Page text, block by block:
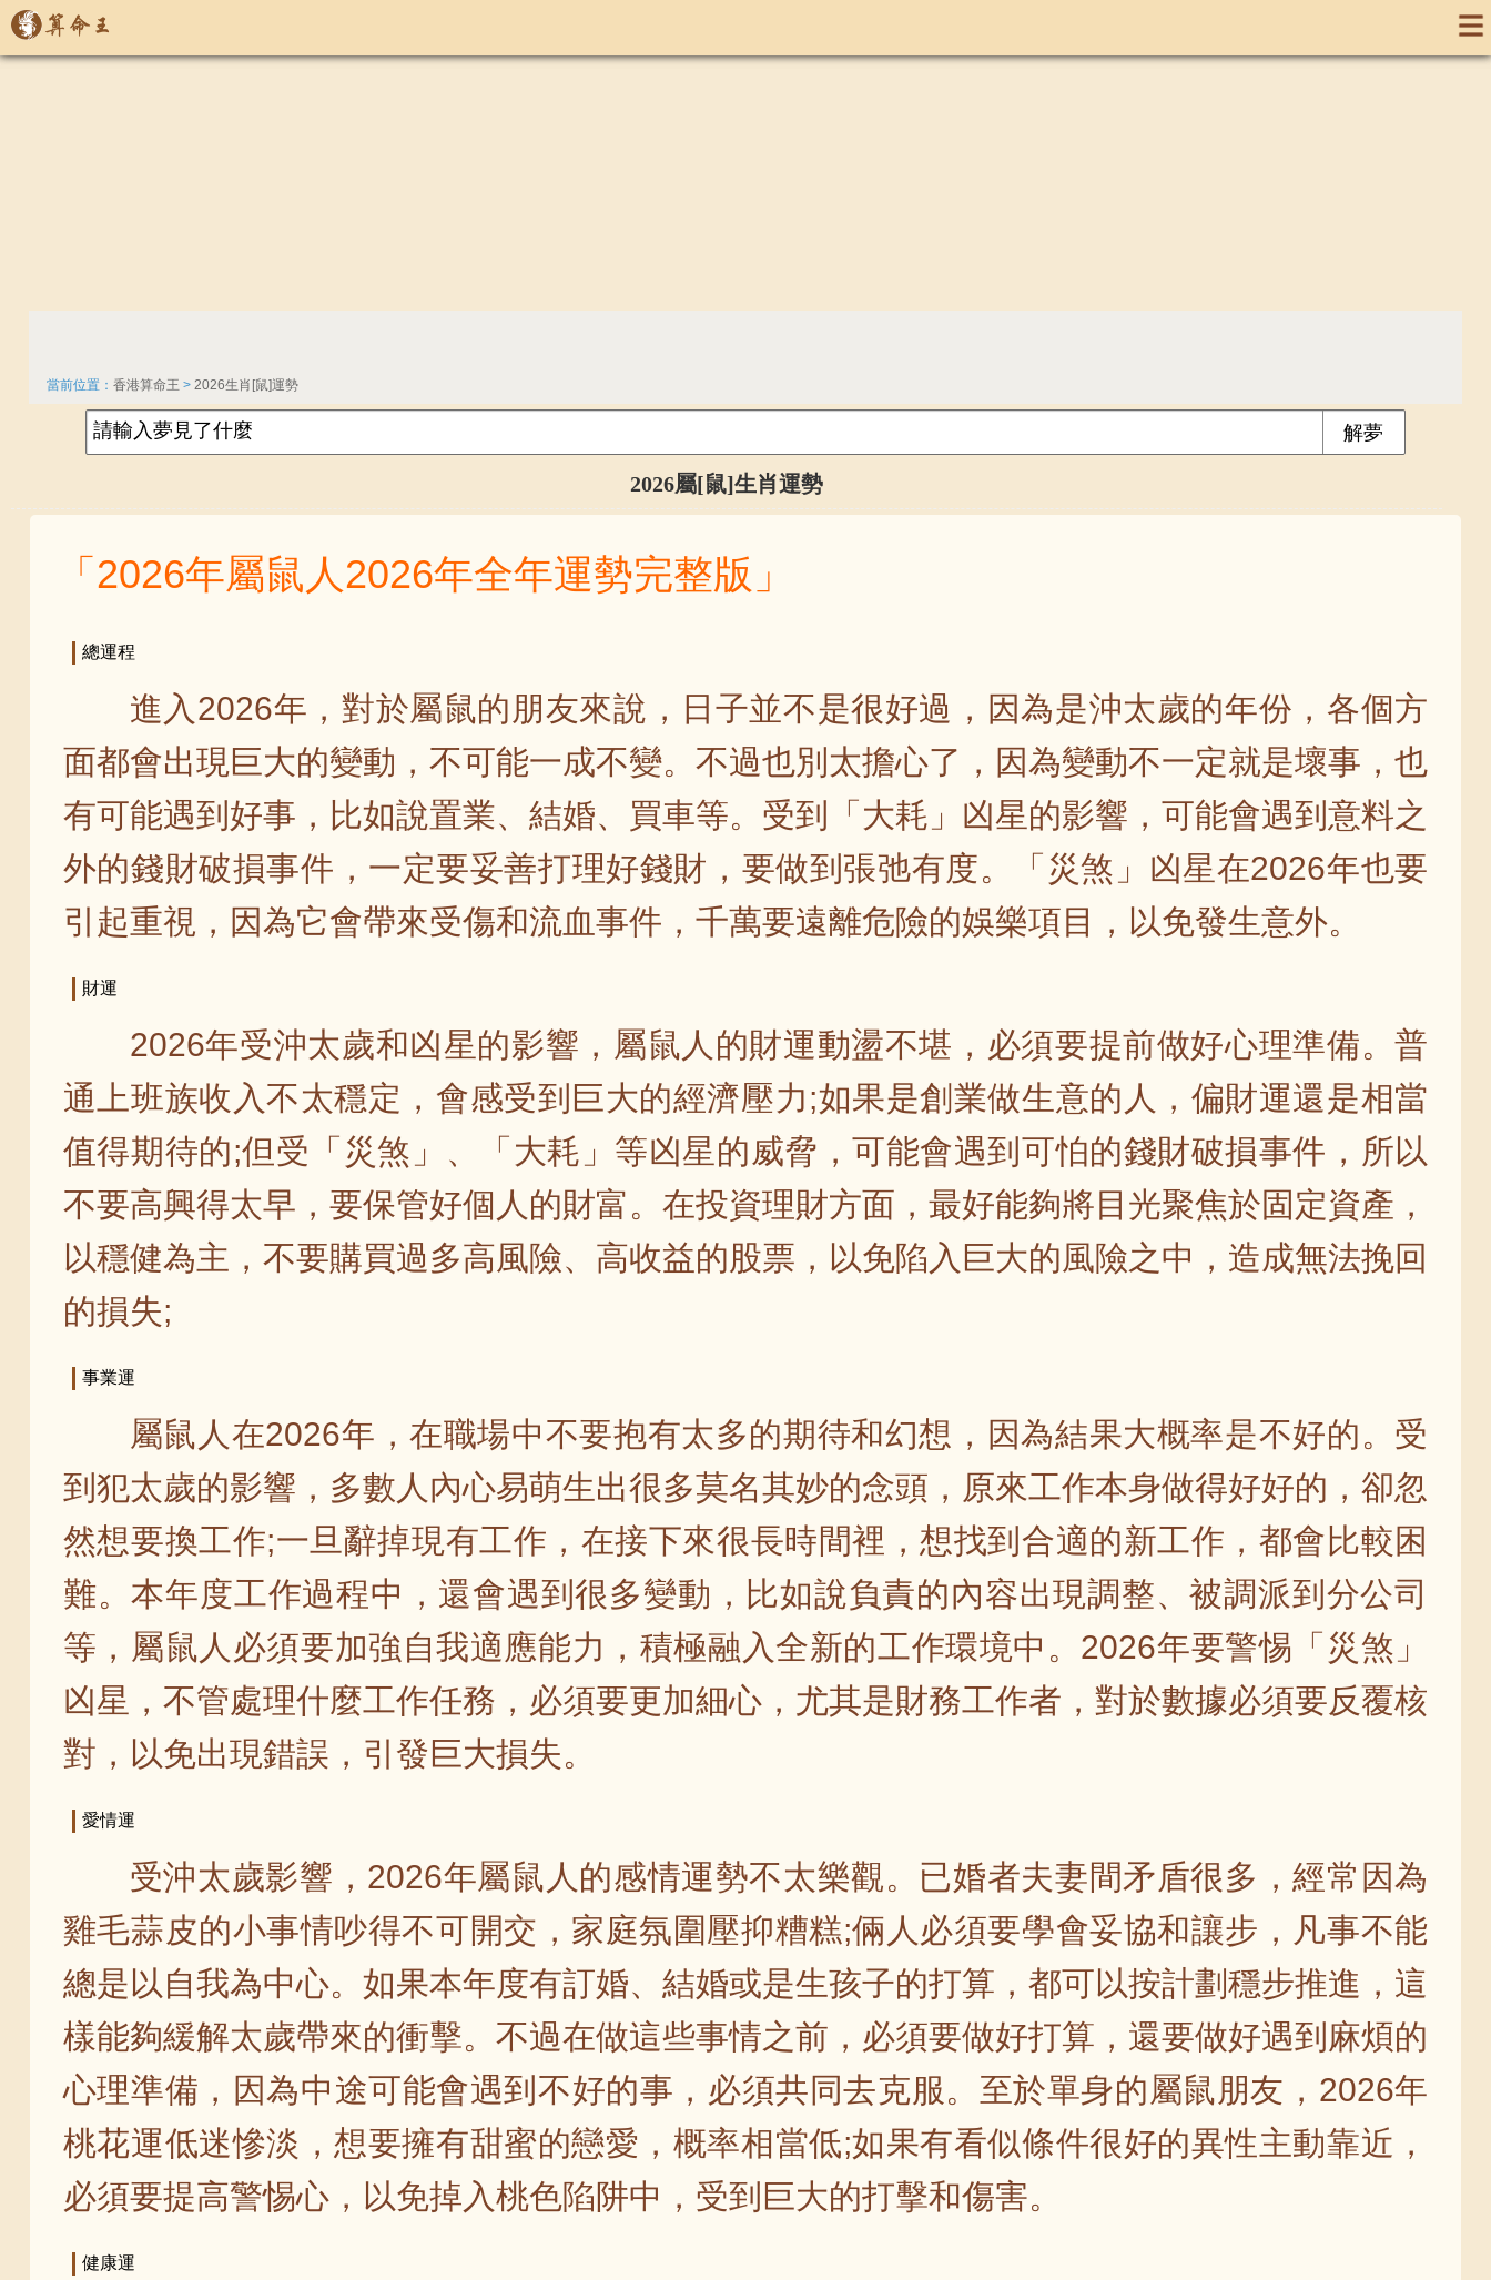
當前位置： 香港算命王 > 2026生肖[鼠]運勢
2026屬[鼠]生肖運勢
「2026年屬鼠人2026年全年運勢完整版」
總運程
進入2026年，對於屬鼠的朋友來說，日子並不是很好過，因為是沖太歲的年份，各個方
面都會出現巨大的變動，不可能一成不變。不過也別太擔心了，因為變動不一定就是壞事，也
有可能遇到好事，比如說置業、結婚、買車等。受到「大耗」凶星的影響，可能會遇到意料之
外的錢財破損事件，一定要妥善打理好錢財，要做到張弛有度。「災煞」凶星在2026年也要
引起重視，因為它會帶來受傷和流血事件，千萬要遠離危險的娛樂項目，以免發生意外。
財運
2026年受沖太歲和凶星的影響，屬鼠人的財運動盪不堪，必須要提前做好心理準備。普
通上班族收入不太穩定，會感受到巨大的經濟壓力;如果是創業做生意的人，偏財運還是相當
值得期待的;但受「災煞」、「大耗」等凶星的威脅，可能會遇到可怕的錢財破損事件，所以
不要高興得太早，要保管好個人的財富。在投資理財方面，最好能夠將目光聚焦於固定資產，
以穩健為主，不要購買過多高風險、高收益的股票，以免陷入巨大的風險之中，造成無法挽回
的損失;
事業運
屬鼠人在2026年，在職場中不要抱有太多的期待和幻想，因為結果大概率是不好的。受
到犯太歲的影響，多數人內心易萌生出很多莫名其妙的念頭，原來工作本身做得好好的，卻忽
然想要換工作;一旦辭掉現有工作，在接下來很長時間裡，想找到合適的新工作，都會比較困
難。本年度工作過程中，還會遇到很多變動，比如說負責的內容出現調整、被調派到分公司
等，屬鼠人必須要加強自我適應能力，積極融入全新的工作環境中。2026年要警惕「災煞」
凶星，不管處理什麼工作任務，必須要更加細心，尤其是財務工作者，對於數據必須要反覆核
對，以免出現錯誤，引發巨大損失。
愛情運
受沖太歲影響，2026年屬鼠人的感情運勢不太樂觀。已婚者夫妻間矛盾很多，經常因為
雞毛蒜皮的小事情吵得不可開交，家庭氛圍壓抑糟糕;倆人必須要學會妥協和讓步，凡事不能
總是以自我為中心。如果本年度有訂婚、結婚或是生孩子的打算，都可以按計劃穩步推進，這
樣能夠緩解太歲帶來的衝擊。不過在做這些事情之前，必須要做好打算，還要做好遇到麻煩的
心理準備，因為中途可能會遇到不好的事，必須共同去克服。至於單身的屬鼠朋友，2026年
桃花運低迷慘淡，想要擁有甜蜜的戀愛，概率相當低;如果有看似條件很好的異性主動靠近，
必須要提高警惕心，以免掉入桃色陷阱中，受到巨大的打擊和傷害。
健康運